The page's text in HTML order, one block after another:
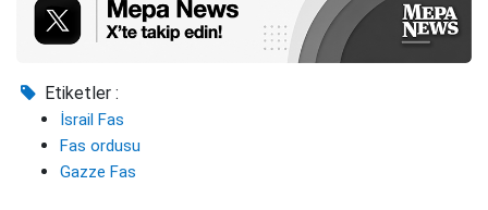
Etiketler :
İsrail Fas
Fas ordusu
Gazze Fas